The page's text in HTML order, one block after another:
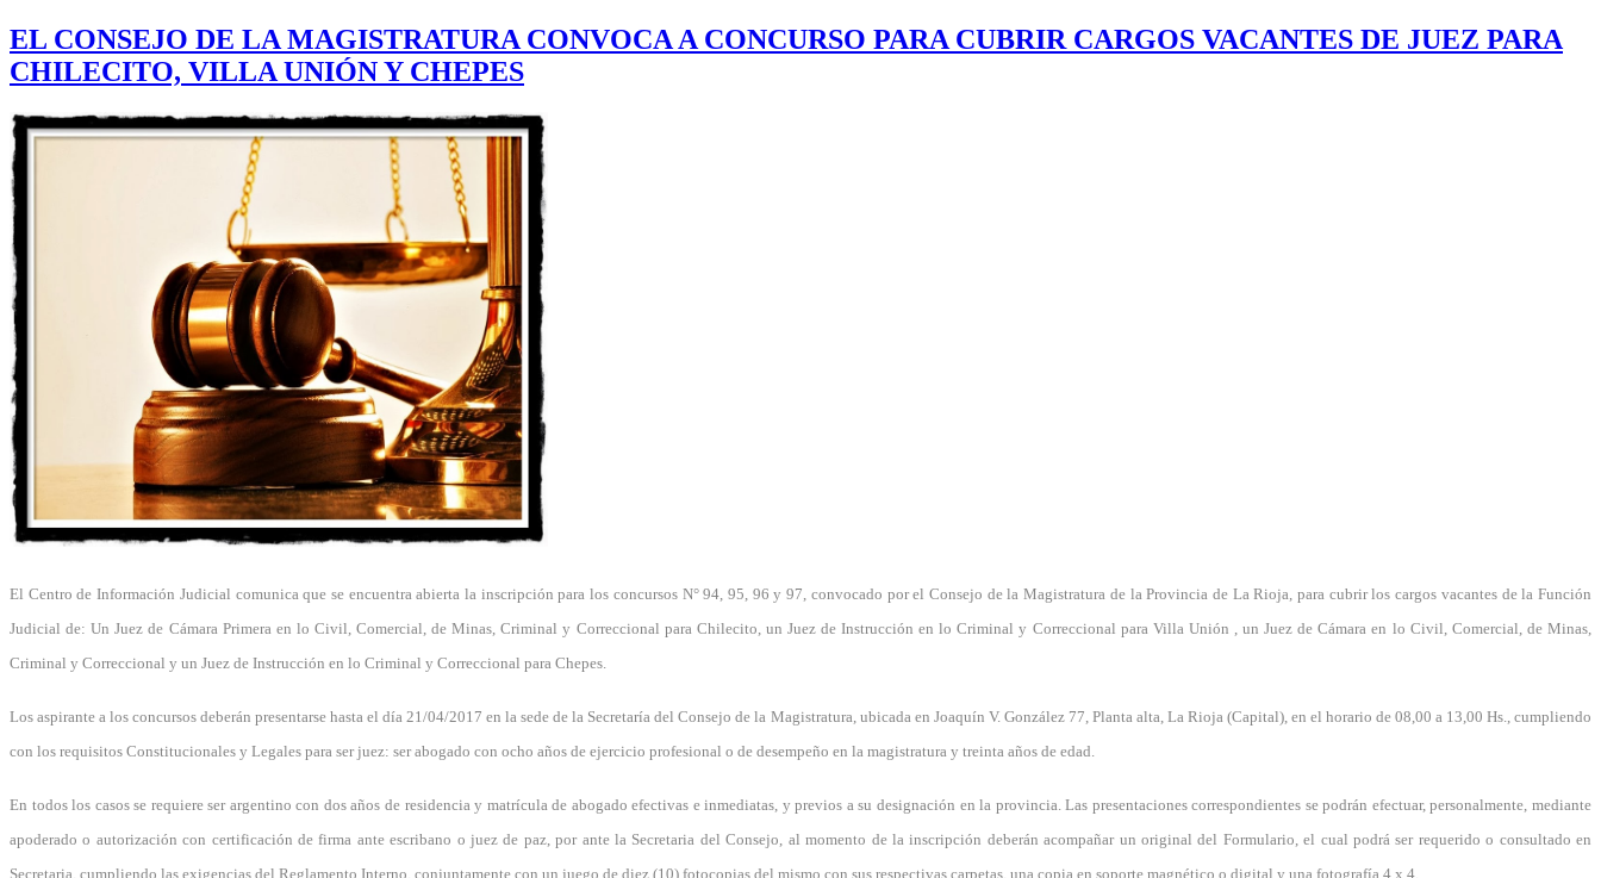
EL CONSEJO DE LA MAGISTRATURA CONVOCA A CONCURSO PARA CUBRIR CARGOS VACANTES DE JUEZ PARA
CHILECITO, VILLA UNIÓN Y CHEPES
El Centro de Información Judicial comunica que se encuentra abierta la inscripción para los concursos N° 94, 95, 96 y 97, convocado por el Consejo de la Magistratura de la Provincia de La Rioja, para cubrir los cargos vacantes de la Función
Judicial de: Un Juez de Cámara Primera en lo Civil, Comercial, de Minas, Criminal y Correccional para Chilecito, un Juez de Instrucción en lo Criminal y Correccional para Villa Unión , un Juez de Cámara en lo Civil, Comercial, de Minas,
Criminal y Correccional y un Juez de Instrucción en lo Criminal y Correccional para Chepes.
Los aspirante a los concursos deberán presentarse hasta el día 21/04/2017 en la sede de la Secretaría del Consejo de la Magistratura, ubicada en Joaquín V. González 77, Planta alta, La Rioja (Capital), en el horario de 08,00 a 13,00 Hs., cumpliendo
con los requisitos Constitucionales y Legales para ser juez: ser abogado con ocho años de ejercicio profesional o de desempeño en la magistratura y treinta años de edad.
En todos los casos se requiere ser argentino con dos años de residencia y matrícula de abogado efectivas e inmediatas, y previos a su designación en la provincia. Las presentaciones correspondientes se podrán efectuar, personalmente, mediante
apoderado o autorización con certificación de firma ante escribano o juez de paz, por ante la Secretaria del Consejo, al momento de la inscripción deberán acompañar un original del Formulario, el cual podrá ser requerido o consultado en
Secretaria, cumpliendo las exigencias del Reglamento Interno, conjuntamente con un juego de diez (10) fotocopias del mismo con sus respectivas carpetas, una copia en soporte magnético o digital y una fotografía 4 x 4.